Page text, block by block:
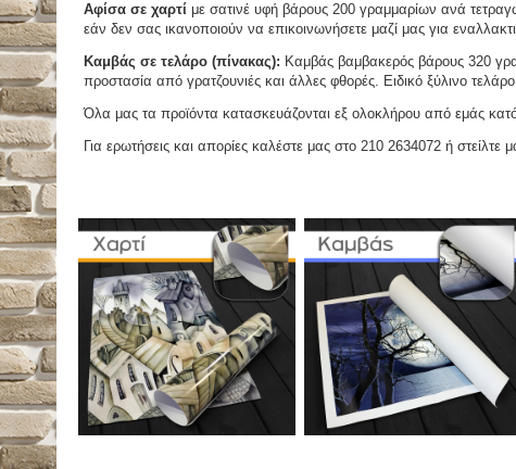
Αφίσα σε χαρτί με σατινέ υφή βάρους 200 γραμμαρίων ανά
εάν δεν σας ικανοποιούν να επικοινωνήσετε μαζί μας για
Καμβάς σε τελάρο (πίνακας): Καμβάς βαμβακερός βάρους 320
προστασία από γρατζουνιές και άλλες φθορές. Ειδικό ξύλινο
Όλα μας τα προϊόντα κατασκευάζονται εξ ολοκλήρου από εμάς
Για ερωτήσεις και απορίες καλέστε μας στο 210 2634072 ή